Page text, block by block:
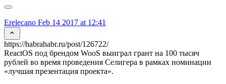
Erelecano Feb 14 2017 at 12:41
https://habrahabr.ru/post/126722/
ReactOS под брендом WooS выиграл грант на 100 тысяч
рублей во время проведения Селигера в рамках номинации
«лучшая презентация проекта».